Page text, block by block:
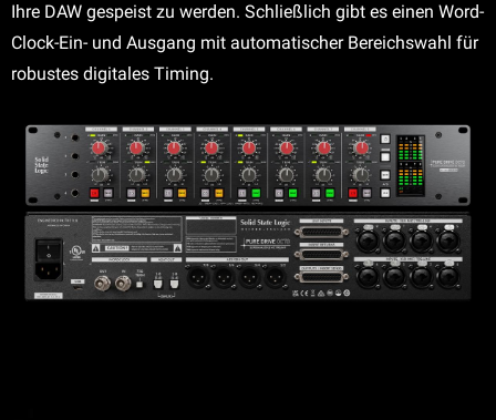
Ihre DAW gespeist zu werden. Schließlich gibt es einen Word-
Clock-Ein- und Ausgang mit automatischer Bereichswahl für
robustes digitales Timing.